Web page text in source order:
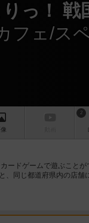
りっ！ 戦
フェ/ス
2
ードゲームで遊ぶこと
、同じ都道府県内の店舗